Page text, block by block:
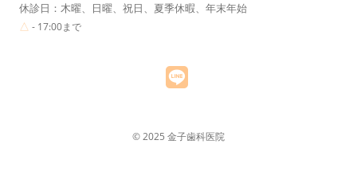
休診日：木曜、日曜、祝日、夏季休暇、年末年始
△ - 17:00まで
© 2025 金子歯科医院